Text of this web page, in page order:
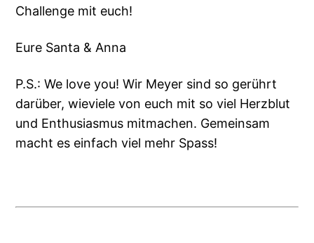
Challenge mit euch!
Eure Santa & Anna
P.S.: We love you! Wir Meyer sind so gerührt
darüber, wieviele von euch mit so viel Herzblut
und Enthusiasmus mitmachen. Gemeinsam
macht es einfach viel mehr Spass!